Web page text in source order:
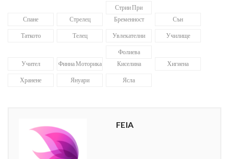
Спане Стрелец
Стрии При
Бременност
Сън
Таткото Телец Увлекателни Училище
Учител Финна Моторика
Фолиева
Киселина
Хигиена
Хранене Януари Ясла
FEIA